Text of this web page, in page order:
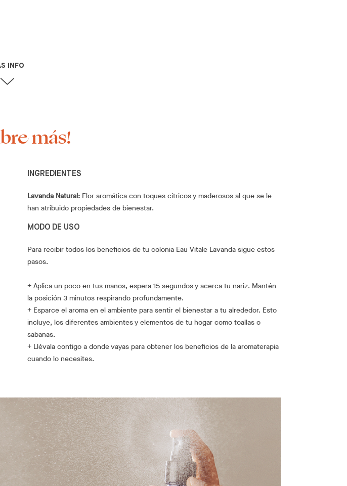
INFO
más!
INGREDIENTES
Lavanda Natural: Flor aromática con toques cítricos y maderosos al que se le
han atribuido propiedades de bienestar.
MODO DE USO
Para recibir todos los beneficios de tu colonia Eau Vitale Lavanda sigue estos
pasos.
+ Aplica un poco en tus manos, espera 15 segundos y acerca tu nariz. Mantén
la posición 3 minutos respirando profundamente.
+ Esparce el aroma en el ambiente para sentir el bienestar a tu alrededor. Esto
incluye, los diferentes ambientes y elementos de tu hogar como toallas o
sabanas.
+ Llévala contigo a donde vayas para obtener los beneficios de la aromaterapia
cuando lo necesites.